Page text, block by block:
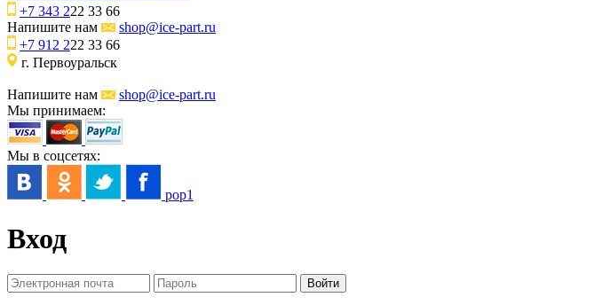
+7 343 222 33 66
Напишите нам
shop@ice-part.ru
+7 912 222 33 66
г. Первоуральск
Напишите нам
shop@ice-part.ru
Мы принимаем:
Мы в соцсетях:
pop1
Вход